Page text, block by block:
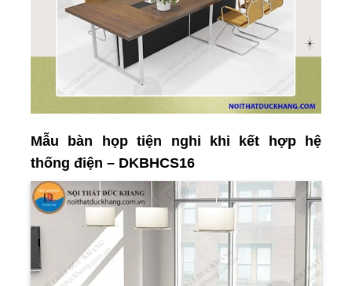
Mẫu bàn họp tiện nghi khi kết hợp hệ
thống điện – DKBHCS16